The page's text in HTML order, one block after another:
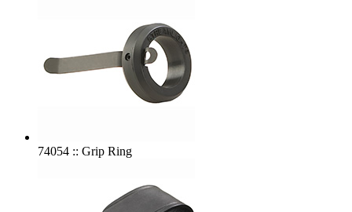
74054 :: Grip Ring